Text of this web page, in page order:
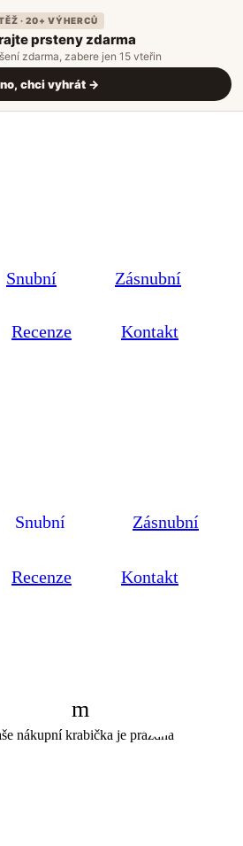
· 20+ VÝHERCŮ
prsteny zdarma
zdarma, zabere jen 15 vteřin
chci vyhrát →
Snubní Zásnubní
Recenze Kontakt
Snubní Zásnubní
Recenze Kontakt
nákupní krabička je prázdná